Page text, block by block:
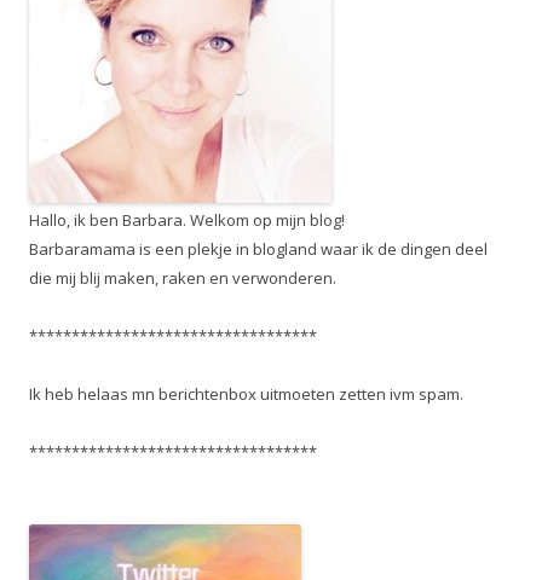
Hallo, ik ben Barbara. Welkom op mijn blog!
Barbaramama is een plekje in blogland waar ik de dingen deel
die mij blij maken, raken en verwonderen.
**********************************
Ik heb helaas mn berichtenbox uitmoeten zetten ivm spam.
**********************************